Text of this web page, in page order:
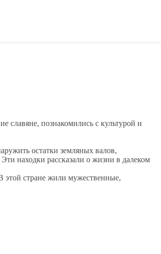
славяне, познакомились с культурой и
остатки земляных валов,
находки рассказали о жизни в далеком
этой стране жили мужественные,